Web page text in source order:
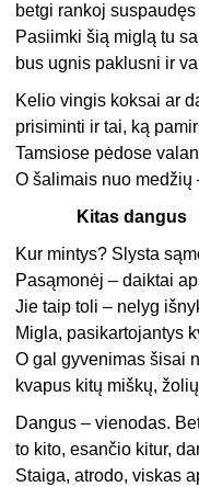
betgi rankoj
Pasiimki šią miglą tu
bus ugnis paklusni ir
Kelio vingis koksai ar
prisiminti ir tai, ką
Tamsiose pėdose
O šalimais nuo medžių
Kitas dangus
Kur mintys? Slysta
Pasąmonėj – daiktai
Jie taip toli – nelyg
Migla, pasikartojantys
O gal gyvenimas šisai
kvapus kitų miškų,
Dangus – vienodas.
to kito, esančio kitur,
Staiga, atrodo, viskas